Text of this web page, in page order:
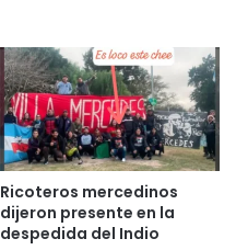
Ricoteros mercedinos
dijeron presente en la
despedida del Indio